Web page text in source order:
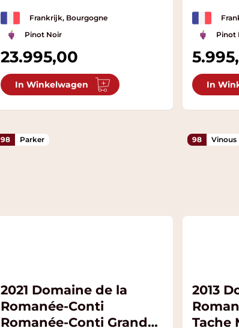
Frankrijk, Bourgogne
Pinot Noir
23.995,00
In Winkelwagen
Pinot
In
98 Parker
2021 Domaine de la
Romanée-Conti
Romanée-Conti Grand
98 Vinous
2013
Tache